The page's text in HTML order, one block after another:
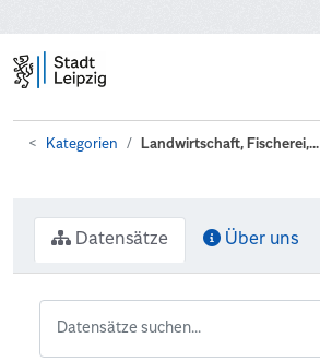
Kategorien Landwirtschaft, Fischerei,...
Datensätze Über uns